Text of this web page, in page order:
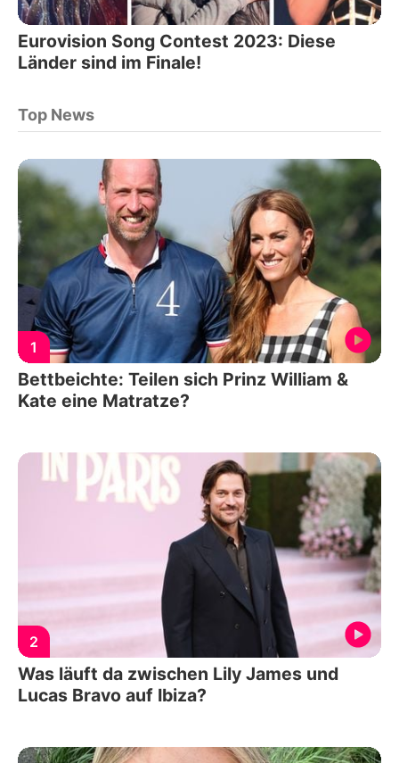
Eurovision Song Contest 2023: Diese
Länder sind im Finale!
Top News
1
Bettbeichte: Teilen sich Prinz William &
Kate eine Matratze?
2
Was läuft da zwischen Lily James und
Lucas Bravo auf Ibiza?